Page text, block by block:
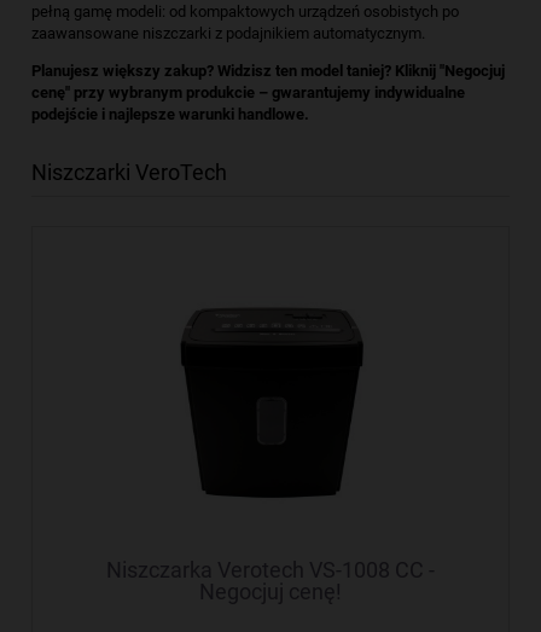
pełną gamę modeli: od kompaktowych urządzeń osobistych po
zaawansowane niszczarki z podajnikiem automatycznym.
Planujesz większy zakup? Widzisz ten model taniej? Kliknij "Negocjuj
cenę" przy wybranym produkcie – gwarantujemy indywidualne
podejście i najlepsze warunki handlowe.
Niszczarki VeroTech
Niszczarka Verotech VS-1008 CC -
Negocjuj cenę!